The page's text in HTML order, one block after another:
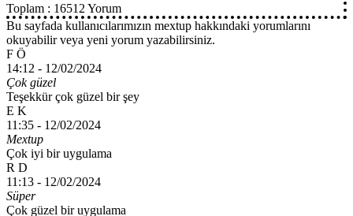
Toplam : 16512 Yorum
Bu sayfada kullanıcılarımızın mextup hakkındaki yorumlarını
okuyabilir veya yeni yorum yazabilirsiniz.
F Ö
14:12 - 12/02/2024
Çok güzel
Teşekkür çok güzel bir şey
E K
11:35 - 12/02/2024
Mextup
Çok iyi bir uygulama
R D
11:13 - 12/02/2024
Süper
Çok güzel bir uygulama